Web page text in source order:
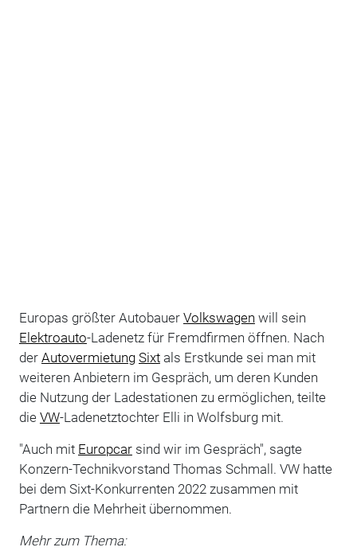
Europas größter Autobauer Volkswagen will sein
Elektroauto-Ladenetz für Fremdfirmen öffnen. Nach
der Autovermietung Sixtals Erstkunde sei man mit
weiteren Anbietern im Gespräch, um deren Kunden
die Nutzung der Ladestationen zu ermöglichen, teilte
die VW-Ladenetztochter Elli in Wolfsburg mit.
"Auch mit Europcarsind wir im Gespräch", sagte
Konzern-Technikvorstand Thomas Schmall. VW hatte
bei dem Sixt-Konkurrenten 2022 zusammen mit
Partnern die Mehrheit übernommen.
Mehr zum Thema: